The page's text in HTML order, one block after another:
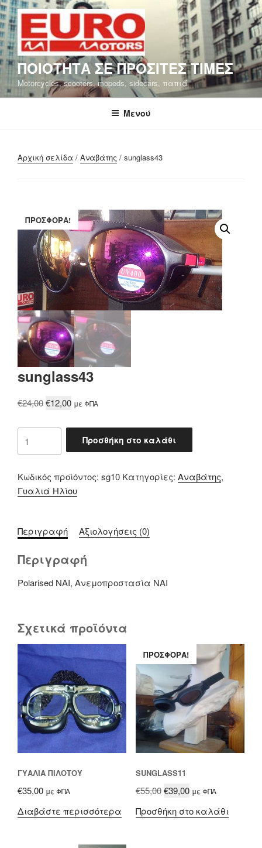
Μετάβαση
στο
περιεχόμενο
ΠΟΙΟΤΗΤΑ ΣΕ ΠΡΟΣΙΤΕΣ ΤΙΜΕΣ
Motorcycles, scooters, mopeds, sidecars, παπιά
Μενού
Αρχική σελίδα / Αναβάτης / sunglass43
ΠΡΟΣΦΟΡΆ!
sunglass43
€24,00Original
was:
€12,00Η
τιμή
είναι:
με ΦΠΑ
ποσότητα
Προσθήκη στο καλάθι
Κωδικός προϊόντος: sg10 Κατηγορίες: Αναβάτης,
Γυαλιά Ηλίου
Περιγραφή Αξιολογήσεις (0)
Περιγραφή
Polarised NAI, Ανεμοπροστασία ΝΑΙ
Σχετικά προϊόντα
ΓΥΑΛΙΑ ΠΙΛΟΤΟΥ
€35,00 με ΦΠΑ
Διαβάστε περισσότερα
ΠΡΟΣΦΟΡΆ!
SUNGLASS11
€55,00 Original
was:
€39,00Η
τιμή
με ΦΠΑ
Προσθήκη στο καλάθι